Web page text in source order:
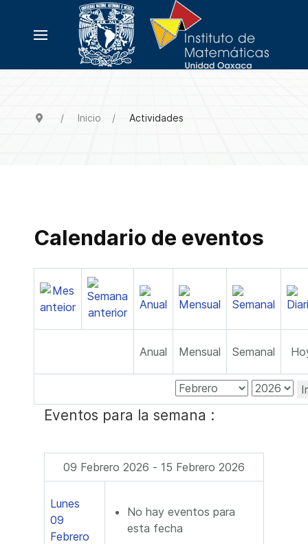
Inicio Actividades
Calendario de eventos
Anual Mensual Semanal
Eventos para la semana :
09 Febrero 2026 - 15 Febrero 2026
Lunes
09
Febrero
No hay eventos para
esta fecha